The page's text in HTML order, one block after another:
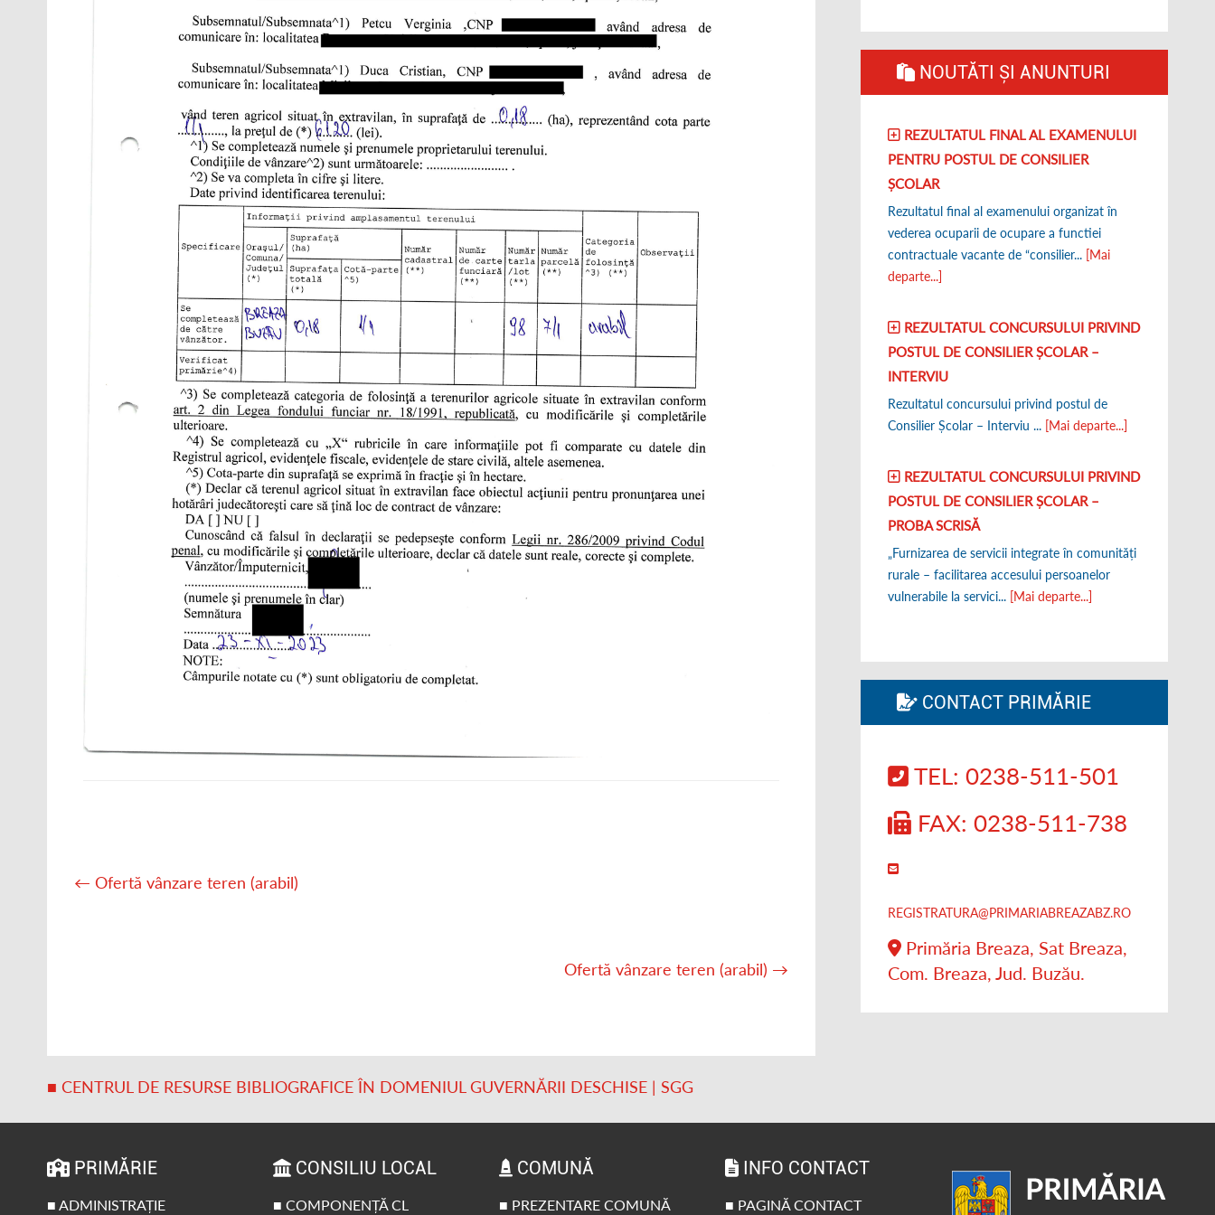
← Ofertă vânzare teren (arabil)
Ofertă vânzare teren (arabil) →
NOUTĂTI ȘI ANUNTURI
REZULTATUL FINAL AL EXAMENULUI
PENTRU POSTUL DE CONSILIER
ȘCOLAR
Rezultatul final al examenului organizat în
vederea ocuparii de ocupare a functiei
contractuale vacante de “consilier... [Mai
departe...]
REZULTATUL CONCURSULUI PRIVIND
POSTUL DE CONSILIER ȘCOLAR –
INTERVIU
Rezultatul concursului privind postul de
Consilier Școlar – Interviu ... [Mai departe...]
REZULTATUL CONCURSULUI PRIVIND
POSTUL DE CONSILIER ȘCOLAR –
PROBA SCRISĂ
„Furnizarea de servicii integrate în comunități
rurale – facilitarea accesului persoanelor
vulnerabile la servici... [Mai departe...]
CONTACT PRIMĂRIE
TEL: 0238-511-501
FAX: 0238-511-738
REGISTRATURA@PRIMARIABREAZABZ.RO
Primăria Breaza, Sat Breaza,
Com. Breaza, Jud. Buzău.
■ CENTRUL DE RESURSE BIBLIOGRAFICE ÎN DOMENIUL GUVERNĂRII DESCHISE | SGG
PRIMĂRIE
■ ADMINISTRAȚIE
CONSILIU LOCAL
■ COMPONENȚĂ CL
COMUNĂ
■ PREZENTARE COMUNĂ
INFO CONTACT
■ PAGINĂ CONTACT